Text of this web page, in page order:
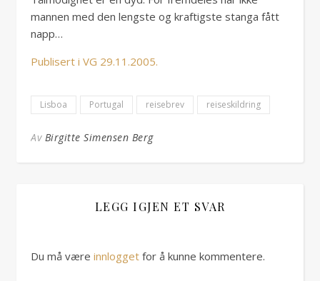
mannen med den lengste og kraftigste stanga fått
napp…
Publisert i VG 29.11.2005.
Lisboa Portugal reisebrev reiseskildring
Av Birgitte Simensen Berg
LEGG IGJEN ET SVAR
Du må være innlogget for å kunne kommentere.